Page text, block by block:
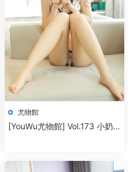
尤物館
[YouWu尤物館] Vol.173 小奶